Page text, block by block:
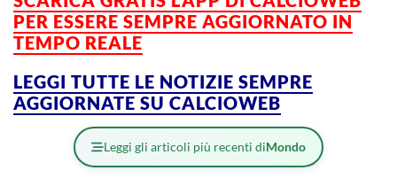
PER ESSERE SEMPRE AGGIORNATO IN
TEMPO REALE
LEGGI TUTTE LE NOTIZIE SEMPRE
AGGIORNATE SU CALCIOWEB
Leggi gli articoli più recenti diMondo